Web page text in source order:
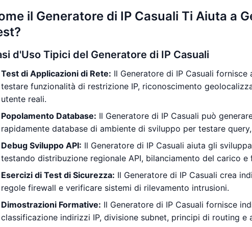
il Generatore di IP Casuali Ti Aiuta a
d'Uso Tipici del Generatore di IP Casuali
Test di Applicazioni di Rete: Il Generatore di IP Casuali
testare funzionalità di restrizione IP, riconoscimento
utente reali.
Popolamento Database: Il Generatore di IP Casuali può
rapidamente database di ambiente di sviluppo per testare
Debug Sviluppo API: Il Generatore di IP Casuali aiuta gli
testando distribuzione regionale API, bilanciamento del carico
Esercizi di Test di Sicurezza: Il Generatore di IP Casuali crea
regole firewall e verificare sistemi di rilevamento intrusioni.
Dimostrazioni Formative: Il Generatore di IP Casuali fornisce
classificazione indirizzi IP, divisione subnet, principi di routing e